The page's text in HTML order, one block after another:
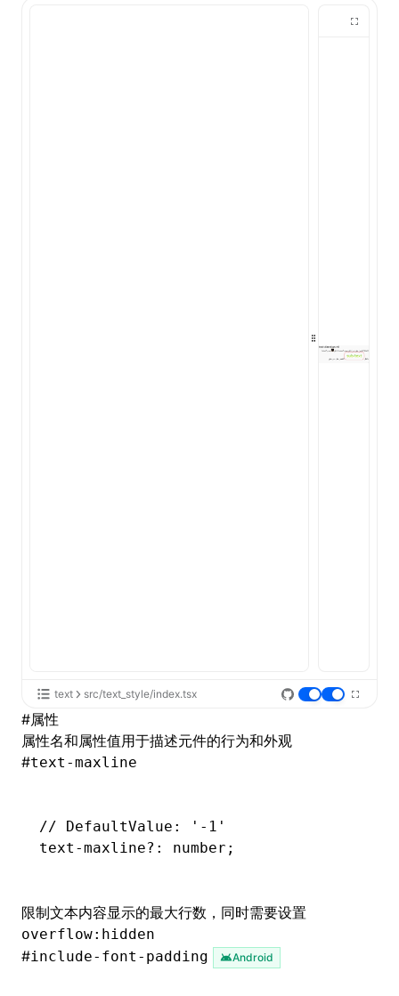
text src/text_style/index.tsx
#属性
属性名和属性值用于描述元件的行为和外观
#text-maxline
// DefaultValue: '-1'
text -maxline?: number;
限制文本内容显示的最大行数，同时需要设置
overflow:hidden
#include-font-padding Android